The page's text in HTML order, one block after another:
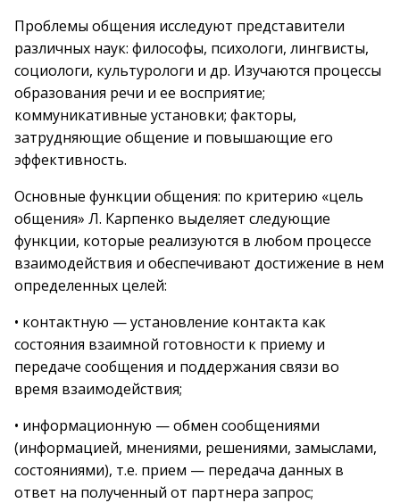
Проблемы общения исследуют представители
различных наук: философы, психологи, лингвисты,
социологи, культурологи и др. Изучаются процессы
образования речи и ее восприятие;
коммуникативные установки; факторы,
затрудняющие общение и повышающие его
эффективность.
Основные функции общения: по критерию «цель
общения» Л. Карпенко выделяет следующие
функции, которые реализуются в любом процессе
взаимодействия и обеспечивают достижение в нем
определенных целей:
• контактную — установление контакта как
состояния взаимной готовности к приему и
передаче сообщения и поддержания связи во
время взаимодействия;
• информационную — обмен сообщениями
(информацией, мнениями, решениями, замыслами,
состояниями), т.е. прием — передача данных в
ответ на полученный от партнера запрос;